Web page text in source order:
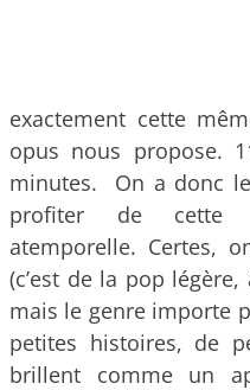
exactement cette
opus nous propose.
minutes. On a donc
profiter de cette
atemporelle. Certes,
(c’est de la pop
mais le genre importe
petites histoires, de
brillent comme un